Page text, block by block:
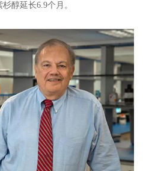
醇延长6.9个月。